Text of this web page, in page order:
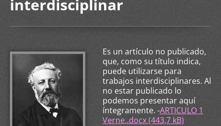
interdisciplinar
Es un artículo no publicado,
que, como su título indica,
puede utilizarse para
trabajos interdisciplinares. Al
no estar publicado lo
podemos presentar aquí
íntegramente. -ARTICULO 1
Verne..docx (443,7 kB)